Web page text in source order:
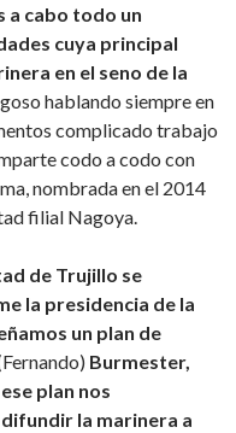
a cabo todo un
cuya principal
en el seno de la
hablando siempre en
complicado trabajo
codo a codo con
nombrada en el 2014
filial Nagoya.
de Trujillo se
la presidencia de la
un plan de
Burmester,
plan nos
la marinera a